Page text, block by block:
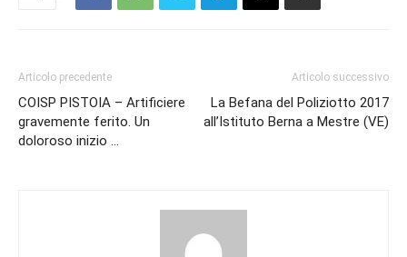
Articolo precedente
COISP PISTOIA – Artificiere
gravemente ferito. Un
doloroso inizio …
Articolo successivo
La Befana del Poliziotto 2017
all’Istituto Berna a Mestre (VE)